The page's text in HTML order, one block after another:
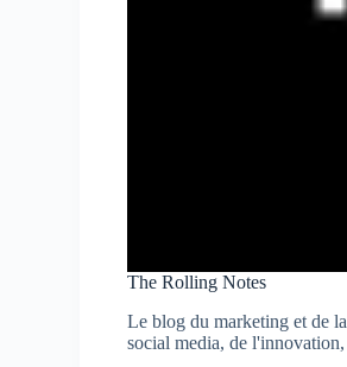
The Rolling Notes
Le blog du marketing et de
social media, de